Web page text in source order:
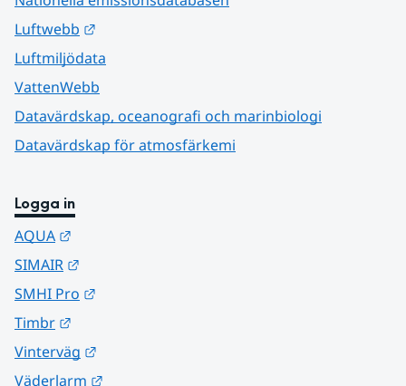
Luftwebb
Luftmiljödata
VattenWebb
Datavärdskap, oceanografi och marinbiologi
Datavärdskap för atmosfärkemi
Logga in
AQUA
SIMAIR
SMHI Pro
Timbr
Vinterväg
Väderlarm